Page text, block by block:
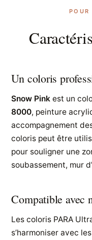
Un coloris
Snow Pink est un
8000, peinture
accompagnement
coloris peut être
pour souligner une
soubassement, mur
Compatible avec
Les coloris PARA
s’harmoniser avec